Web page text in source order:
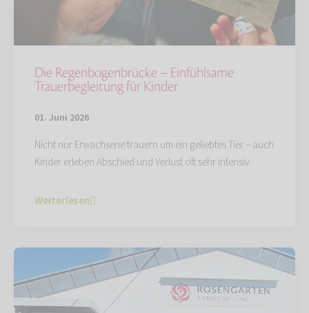
Die Regenbogenbrücke – Einfühlsame
Trauerbegleitung für Kinder
01. Juni 2026
Nicht nur Erwachsene trauern um ein geliebtes Tier – auch
Kinder erleben Abschied und Verlust oft sehr intensiv.
Weiterlesen